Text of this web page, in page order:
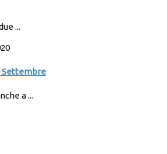
...
Settembre
a ...